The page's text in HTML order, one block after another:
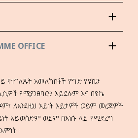
OFFICE
የተገለጹት አመለካከቶች የግድ የዩኬን
የሚያንፀባርቁ አይደሉም እና በዩኬ
ለእንደዚህ አይነት እይታዎች ወይም መረጃዎች
አይወስድም ወይም በእነሱ ላይ የሚደረግ